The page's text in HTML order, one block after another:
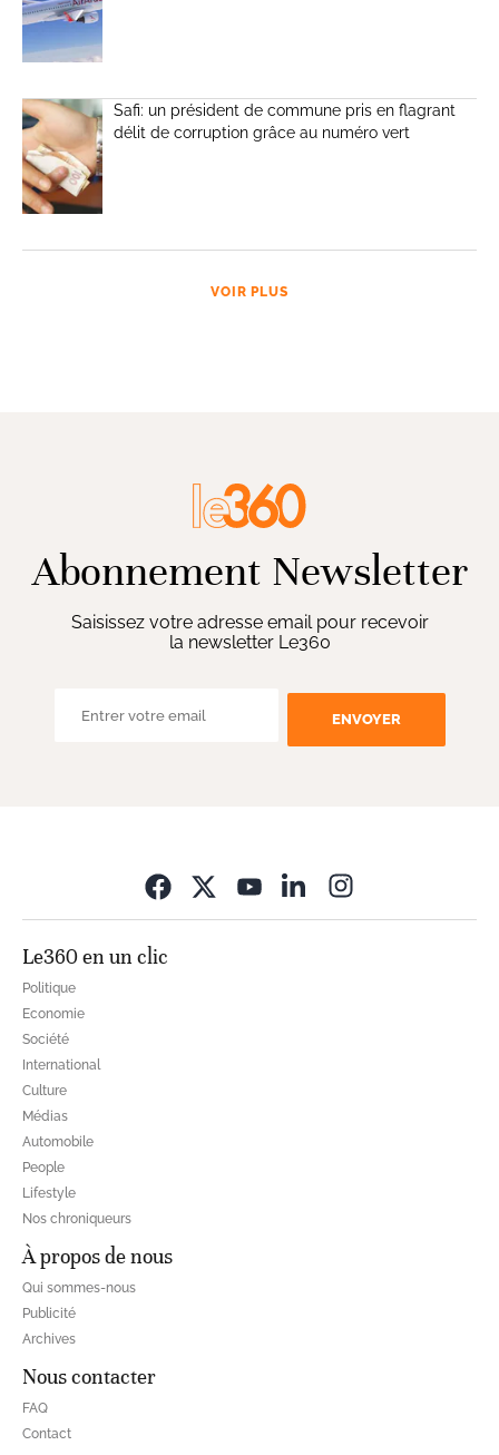
Safi: un président de commune pris en flagrant
délit de corruption grâce au numéro vert
VOIR PLUS
Abonnement Newsletter
Saisissez votre adresse email pour recevoir
la newsletter Le360
ENVOYER
Le360 en un clic
Politique
Economie
Société
International
Culture
Médias
Automobile
People
Lifestyle
Nos chroniqueurs
À propos de nous
Qui sommes-nous
Publicité
Archives
Nous contacter
FAQ
Contact